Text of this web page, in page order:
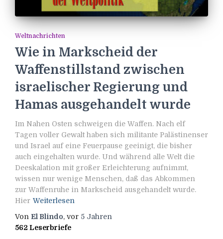
Weltnachrichten
Wie in Markscheid der
Waffenstillstand zwischen
israelischer Regierung und
Hamas ausgehandelt wurde
Im Nahen Osten schweigen die Waffen. Nach elf
Tagen voller Gewalt haben sich militante Palästinenser
und Israel auf eine Feuerpause geeinigt, die bisher
auch eingehalten wurde. Und während alle Welt die
Deeskalation mit großer Erleichterung aufnimmt,
wissen nur wenige Menschen, daß das Abkommen
zur Waffenruhe in Markscheid ausgehandelt wurde.
Hier Weiterlesen
Von El Blindo, vor 5 Jahren
562 Leserbriefe